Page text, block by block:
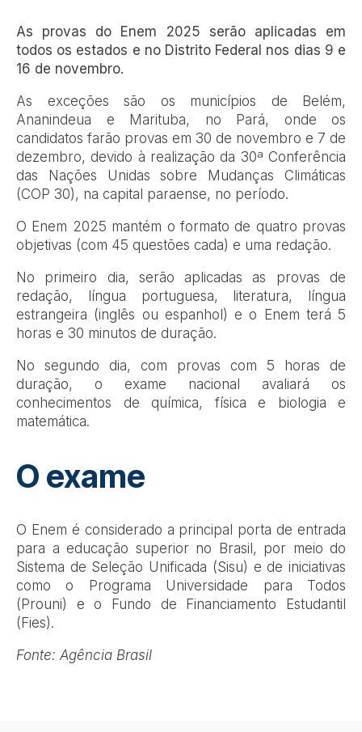
As provas do Enem 2025 serão aplicadas em
todos os estados e no Distrito Federal nos dias 9 e
16 de novembro.
As exceções são os municípios de Belém,
Ananindeua e Marituba, no Pará, onde os
candidatos farão provas em 30 de novembro e 7 de
dezembro, devido à realização da 30ª Conferência
das Nações Unidas sobre Mudanças Climáticas
(COP 30), na capital paraense, no período.
O Enem 2025 mantém o formato de quatro provas
objetivas (com 45 questões cada) e uma redação.
No primeiro dia, serão aplicadas as provas de
redação, língua portuguesa, literatura, língua
estrangeira (inglês ou espanhol) e o Enem terá 5
horas e 30 minutos de duração.
No segundo dia, com provas com 5 horas de
duração, o exame nacional avaliará os
conhecimentos de química, física e biologia e
matemática.
O exame
O Enem é considerado a principal porta de entrada
para a educação superior no Brasil, por meio do
Sistema de Seleção Unificada (Sisu) e de iniciativas
como o Programa Universidade para Todos
(Prouni) e o Fundo de Financiamento Estudantil
(Fies).
Fonte: Agência Brasil